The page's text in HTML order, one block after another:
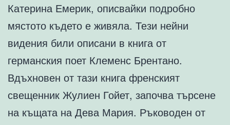
Катерина Емерик, описвайки подробно
мястото където е живяла. Тези нейни
видения били описани в книга от
германския поет Клеменс Брентано.
Вдъхновен от тази книга френският
свещенник Жулиен Гойет, започва търсене
на къщата на Дева Мария. Ръководен от